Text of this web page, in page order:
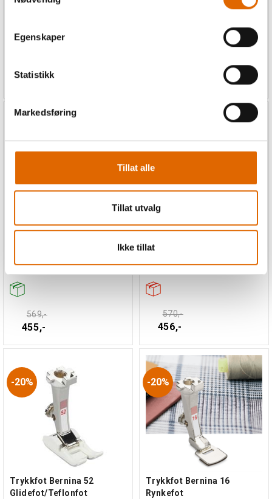
Egenskaper
Statistikk
Markedsføring
Tillat alle
Tillat utvalg
Ikke tillat
448,-
Passer til Bernina B,C,D,Ea2-
Trykkfot Bernina 21
4,Eb2-4,EcF
569,-
455,-
Trykkfot Bernina 95C
Kantbåndsapparatfot
4,Ec3, F
570,-
456,-
20%
Trykkfot Bernina 52
Glidefot/Teflonfot
20%
Trykkfot Bernina 16
Rynkefot